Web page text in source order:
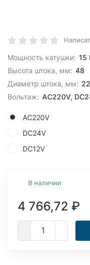
Мощность катушки: 15
Высота штока, мм: 48
Диаметр штока, мм: 22
Вольтаж: AC220V,
AC220V
DC24V
DC12V
В наличии
4 766,72 ₽